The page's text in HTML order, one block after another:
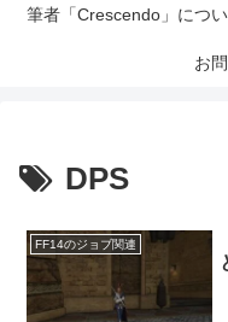
筆者「Crescendo」につ
お
DPS
FF14のジョブ関連